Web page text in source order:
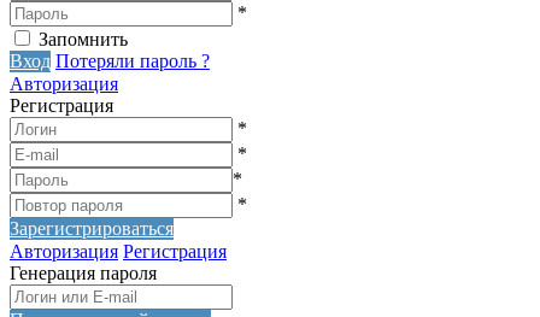
*
Запомнить
Вход Потеряли пароль ?
Авторизация
Регистрация
*
*
*
*
Зарегистрироваться
Авторизация Регистрация
Генерация пароля